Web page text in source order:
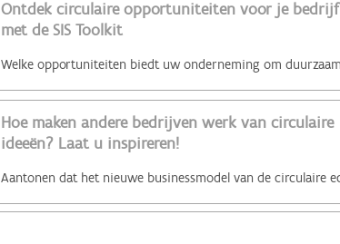
Ontdek circulaire opportuniteiten voor je bedrijf
met de SIS Toolkit
Hoe maken andere bedrijven werk van circulaire
ideeën? Laat u inspireren!